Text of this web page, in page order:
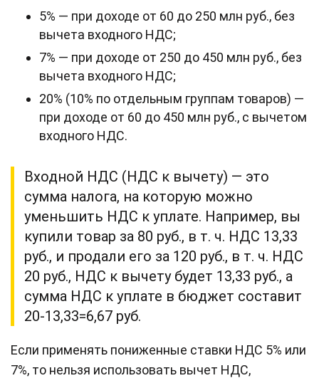
5% — при доходе от 60 до 250 млн руб., без
вычета входного НДС;
7% — при доходе от 250 до 450 млн руб., без
вычета входного НДС;
20% (10% по отдельным группам товаров) —
при доходе от 60 до 450 млн руб., с вычетом
входного НДС.
Входной НДС (НДС к вычету) — это
сумма налога, на которую можно
уменьшить НДС к уплате. Например, вы
купили товар за 80 руб., в т. ч. НДС 13,33
руб., и продали его за 120 руб., в т. ч. НДС
20 руб., НДС к вычету будет 13,33 руб., а
сумма НДС к уплате в бюджет составит
20-13,33=6,67 руб.
Если применять пониженные ставки НДС 5% или
7%, то нельзя использовать вычет НДС,